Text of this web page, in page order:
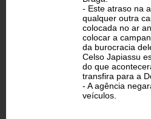
- Este atraso na
qualquer outra
colocada no ar
colocar a
da burocracia
Celso Japiassu
do que
transfira para a
- A agência
veículos.